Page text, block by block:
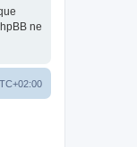
ne